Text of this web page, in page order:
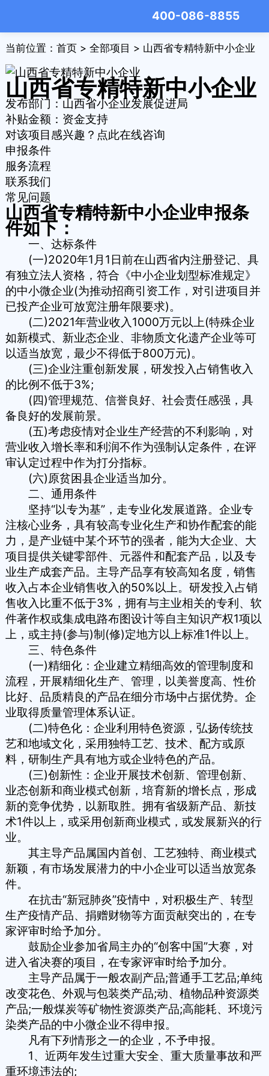
400-086-8855
当前位置： 首页> 全部项目 > 山西省专精特新中小企业
山西省专精特新中小企业
发布部门：山西省小企业发展促进局
补贴金额： 资金支持
对该项目感兴趣？点此在线咨询
申报条件
服务流程
联系我们
常见问题
山西省专精特新中小企业申报条
件如下：
一、达标条件
(一)2020年1月1日前在山西省内注册登记、具
有独立法人资格，符合《中小企业划型标准规定》
的中小微企业(为推动招商引资工作，对引进项目并
已投产企业可放宽注册年限要求)。
(二)2021年营业收入1000万元以上(特殊企业
如新模式、新业态企业、非物质文化遗产企业等可
以适当放宽，最少不得低于800万元)。
(三)企业注重创新发展，研发投入占销售收入
的比例不低于3%;
(四)管理规范、信誉良好、社会责任感强，具
备良好的发展前景。
(五)考虑疫情对企业生产经营的不利影响，对
营业收入增长率和利润不作为强制认定条件，在评
审认定过程中作为打分指标。
(六)原贫困县企业适当加分。
二、通用条件
坚持“以专为基”，走专业化发展道路。企业专
注核心业务，具有较高专业化生产和协作配套的能
力，是产业链中某个环节的强者，能为大企业、大
项目提供关键零部件、元器件和配套产品，以及专
业生产成套产品。主导产品享有较高知名度，销售
收入占本企业销售收入的50%以上。研发投入占销
售收入比重不低于3%，拥有与主业相关的专利、软
件著作权或集成电路布图设计等自主知识产权1项以
上，或主持(参与)制(修)定地方以上标准1件以上。
三、特色条件
(一)精细化：企业建立精细高效的管理制度和
流程，开展精细化生产、管理，以美誉度高、性价
比好、品质精良的产品在细分市场中占据优势。企
业取得质量管理体系认证。
(二)特色化：企业利用特色资源，弘扬传统技
艺和地域文化，采用独特工艺、技术、配方或原
料，研制生产具有地方或企业特色的产品。
(三)创新性：企业开展技术创新、管理创新、
业态创新和商业模式创新，培育新的增长点，形成
新的竞争优势，以新取胜。拥有省级新产品、新技
术1件以上，或采用创新商业模式，或发展新兴的行
业。
其主导产品属国内首创、工艺独特、商业模式
新颖，有市场发展潜力的中小企业可以适当放宽条
件。
在抗击“新冠肺炎”疫情中，对积极生产、转型
生产疫情产品、捐赠财物等方面贡献突出的，在专
家评审时给予加分。
鼓励企业参加省局主办的“创客中国”大赛，对
进入省决赛的项目，在专家评审时给予加分。
主导产品属于一般农副产品;普通手工艺品;单纯
改变花色、外观与包装类产品;动、植物品种资源类
产品;一般煤炭等矿物性资源类产品;高能耗、环境污
染类产品的中小微企业不得申报。
凡有下列情形之一的企业，不予申报。
1、近两年发生过重大安全、重大质量事故和严
重环境违法的;